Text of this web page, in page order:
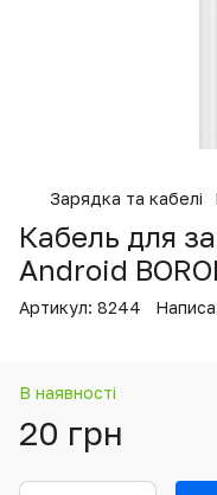
Зарядка та кабелі
Кабель для
Android
Артикул: 8244
В наявності
20 грн